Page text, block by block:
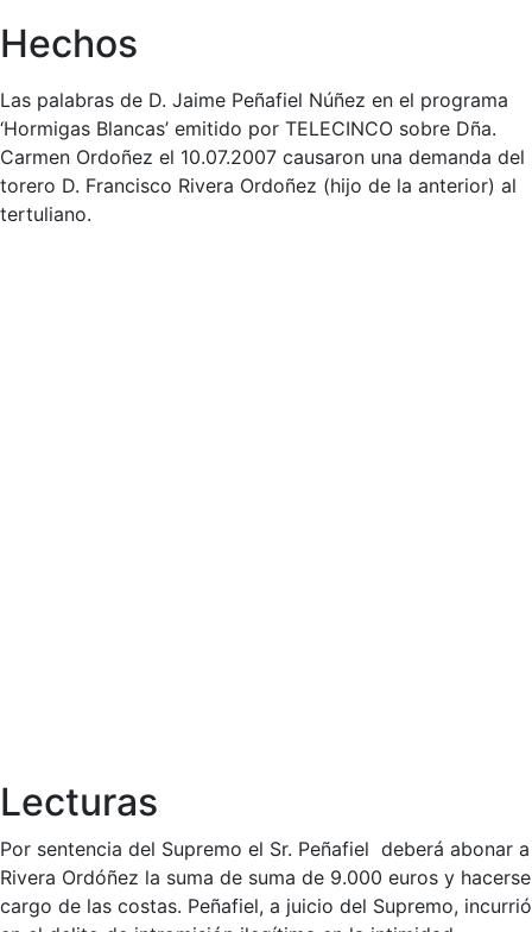
Hechos
Las palabras de D. Jaime Peñafiel Núñez en el programa
‘Hormigas Blancas’ emitido por TELECINCO sobre Dña.
Carmen Ordoñez el 10.07.2007 causaron una demanda del
torero D. Francisco Rivera Ordoñez (hijo de la anterior) al
tertuliano.
Lecturas
Por sentencia del Supremo el Sr. Peñafiel deberá abonar a
Rivera Ordóñez la suma de suma de 9.000 euros y hacerse
cargo de las costas. Peñafiel, a juicio del Supremo, incurrió